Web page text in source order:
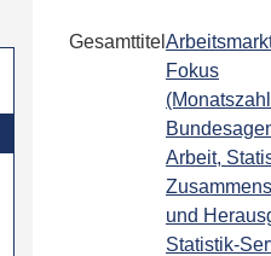
Gesamttitel
Fokus
Arbeit,
und
Statistik-